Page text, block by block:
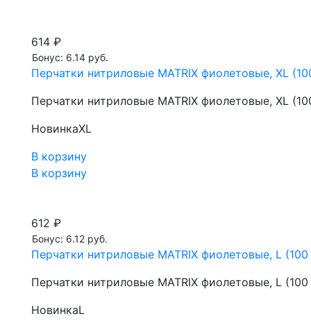
614 ₽
Бонус: 6.14 руб.
Перчатки нитриловые MATRIX фиолетовые, XL
Перчатки нитриловые MATRIX фиолетовые, XL
НовинкаXL
В корзину
В корзину
612 ₽
Бонус: 6.12 руб.
Перчатки нитриловые MATRIX фиолетовые, L
Перчатки нитриловые MATRIX фиолетовые, L
НовинкаL